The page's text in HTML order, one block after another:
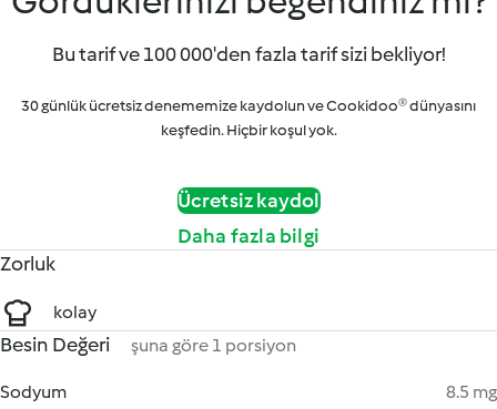
Bu tarif ve 100 000'den fazla tarif sizi bekliyor!
30 günlük ücretsiz denememize kaydolun ve Cookidoo® dünyasını
keşfedin. Hiçbir koşul yok.
Ücretsiz kaydol
Daha fazla bilgi
Zorluk
kolay
Besin Değeri şuna göre 1 porsiyon
Sodyum
8.5 mg